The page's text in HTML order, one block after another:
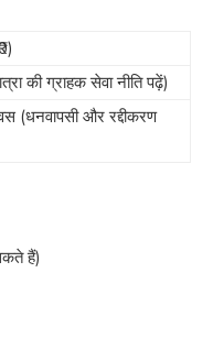
की ग्राहक सेवा नीति पढ़ें)
(धनवापसी और रद्दीकरण
हैं)